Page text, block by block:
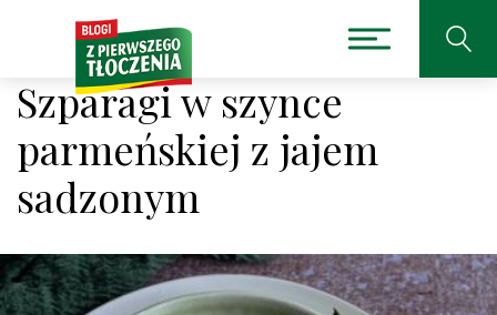
Szparagi w szynce
parmeńskiej z jajem
sadzonym